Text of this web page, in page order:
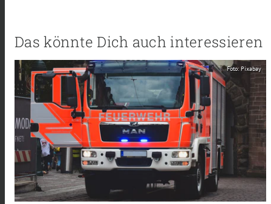
Das könnte Dich auch interessieren
Foto: Pixabay